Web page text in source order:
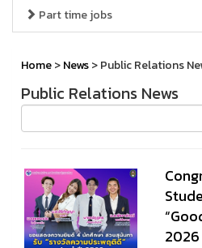
Part time jobs
Home>News> Public Relations
Public Relations News
2026